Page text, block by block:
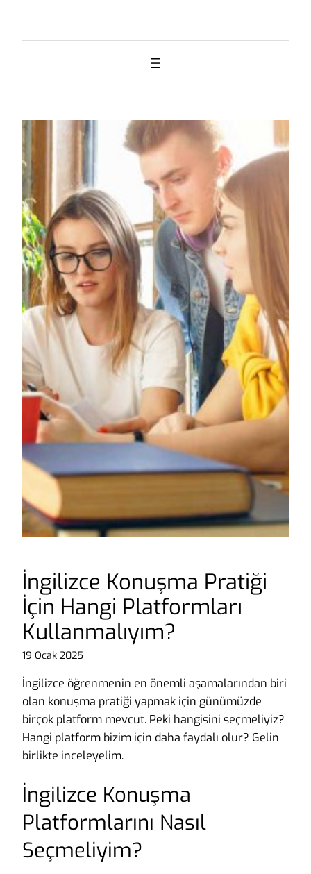
İngilizce Konuşma Pratiği
İçin Hangi Platformları
Kullanmalıyım?
19 Ocak 2025
İngilizce öğrenmenin en önemli aşamalarından biri
olan konuşma pratiği yapmak için günümüzde
birçok platform mevcut. Peki hangisini seçmeliyiz?
Hangi platform bizim için daha faydalı olur? Gelin
birlikte inceleyelim.
İngilizce Konuşma
Platformlarını Nasıl
Seçmeliyim?